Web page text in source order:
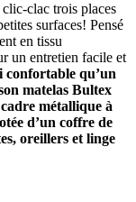
clac trois places
surfaces! Pensé
en tissu
un entretien facile et
confortable qu’un
matelas Bultex
métallique à
d’un coffre de
oreillers et linge